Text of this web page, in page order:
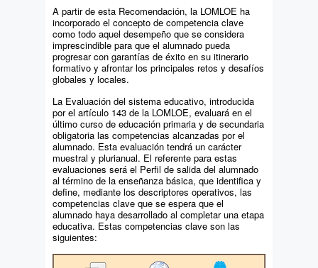
A partir de esta Recomendación, la LOMLOE ha
incorporado el concepto de competencia clave
como todo aquel desempeño que se considera
imprescindible para que el alumnado pueda
progresar con garantías de éxito en su itinerario
formativo y afrontar los principales retos y desafíos
globales y locales.
La Evaluación del sistema educativo, introducida
por el artículo 143 de la LOMLOE, evaluará en el
último curso de educación primaria y de secundaria
obligatoria las competencias alcanzadas por el
alumnado. Esta evaluación tendrá un carácter
muestral y plurianual. El referente para estas
evaluaciones será el Perfil de salida del alumnado
al término de la enseñanza básica, que identifica y
define, mediante los descriptores operativos, las
competencias clave que se espera que el
alumnado haya desarrollado al completar una etapa
educativa. Estas competencias clave son las
siguientes: